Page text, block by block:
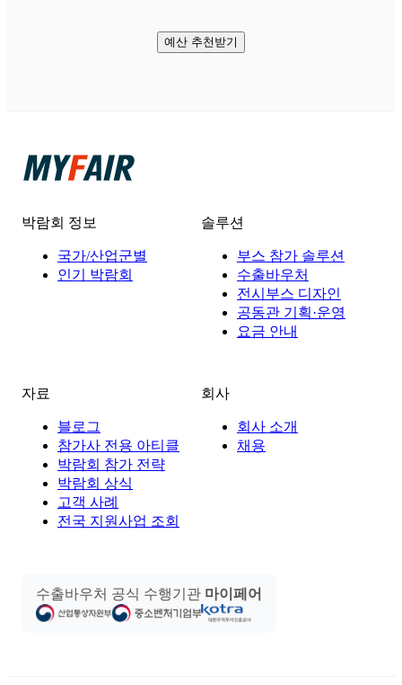
예산 추천받기
박람회 정보
국가/산업군별
인기 박람회
솔루션
부스 참가 솔루션
수출바우처
전시부스 디자인
공동관 기획·운영
요금 안내
자료
블로그
참가사 전용 아티클
박람회 참가 전략
박람회 상식
고객 사례
전국 지원사업 조회
회사
회사 소개
채용
수출바우처 공식 수행기관 마이페어